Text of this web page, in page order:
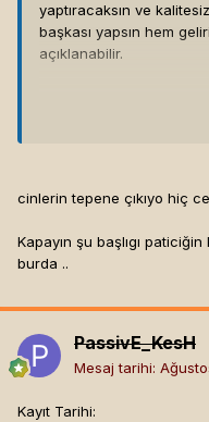
yaptıracaksın ve
başkası yapsın hem
açıklanabilir.
dendiğği anda benim
cinlerin tepene çıkıyo hiç
Kapayın şu başlıgı
burda ..
PassivE_KesH
Mesaj tarihi:
Kayıt Tarihi: